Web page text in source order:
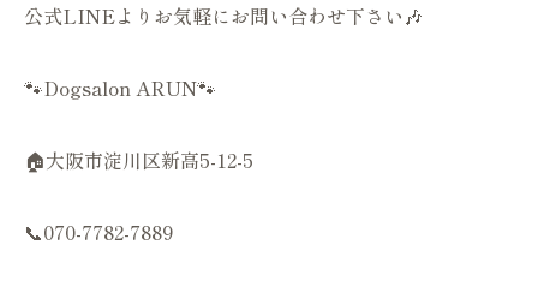
公式LINEよりお気軽にお問い合わせ下さい🎶
🐾Dogsalon ARUN🐾
🏠大阪市淀川区新高5-12-5
📞070-7782-7889